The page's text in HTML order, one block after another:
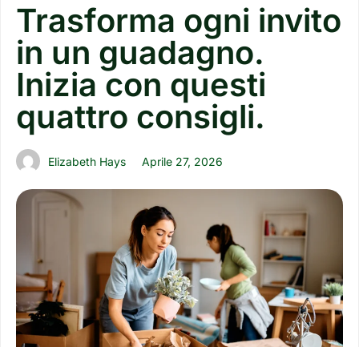
Trasforma ogni invito
in un guadagno.
Inizia con questi
quattro consigli.
Elizabeth Hays Aprile 27, 2026